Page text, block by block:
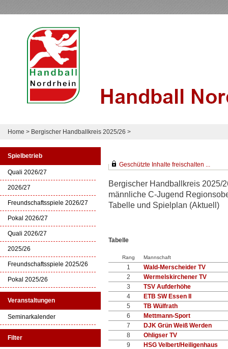
Home > Bergischer Handballkreis 2025/26 >
Spielbetrieb
Quali 2026/27
2026/27
Freundschaftsspiele 2026/27
Pokal 2026/27
Quali 2026/27
2025/26
Freundschaftsspiele 2025/26
Pokal 2025/26
Veranstaltungen
Seminarkalender
Filter
Geschützte Inhalte freischalten ...
Bergischer Handballkreis 2025/
männliche C-Jugend
Tabelle und Spielplan (Aktuell)
Tabelle
Rang Mannschaft
1
Wald-Merscheider TV
2
Wermelskirchener TV
3
TSV Aufderhöhe
4
ETB SW Essen II
5
TB Wülfrath
6
Mettmann-Sport
7
DJK Grün Weiß Werden
8
Ohligser TV
9
HSG Velbert/Heiligenhaus